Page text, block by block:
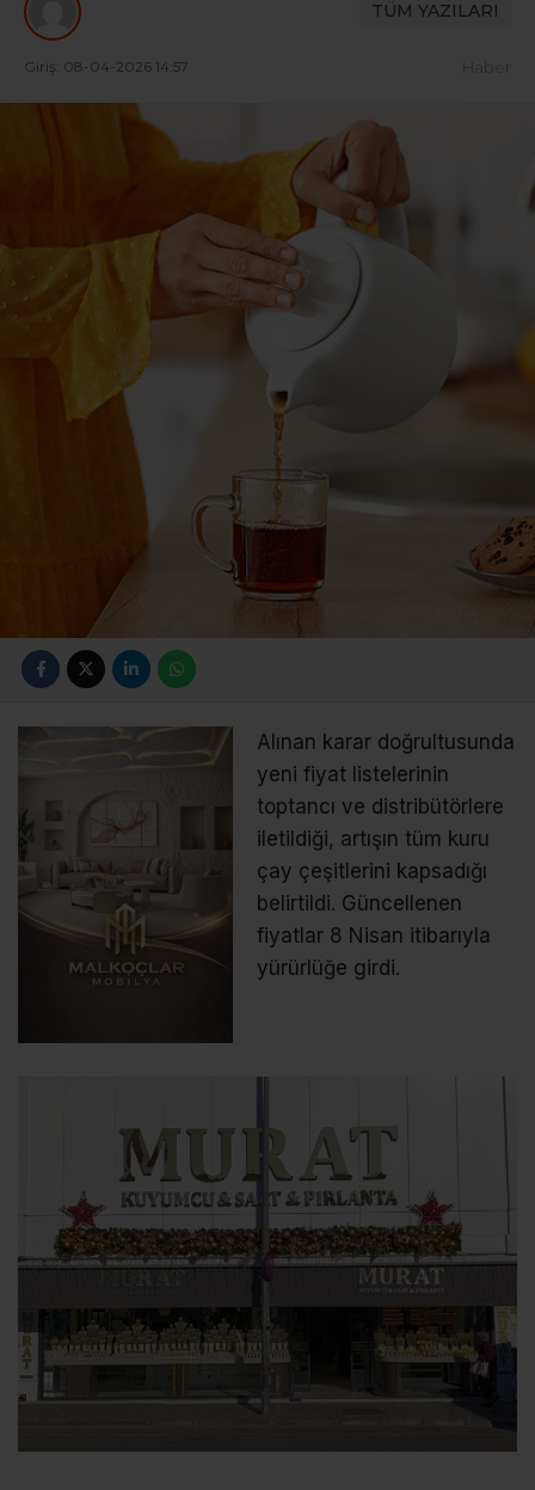
TÜM YAZILARI
Giriş: 08-04-2026 14:57 Haber
Alınan karar doğrultusunda
yeni fiyat listelerinin
toptancı ve distribütörlere
iletildiği, artışın tüm kuru
çay çeşitlerini kapsadığı
belirtildi. Güncellenen
fiyatlar 8 Nisan itibarıyla
yürürlüğe girdi.